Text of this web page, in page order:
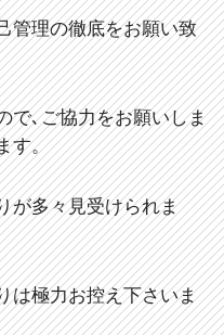
管理の徹底をお願い致
で､ご協力をお願いしま
す。
が多々見受けられま
は極力お控え下さいま